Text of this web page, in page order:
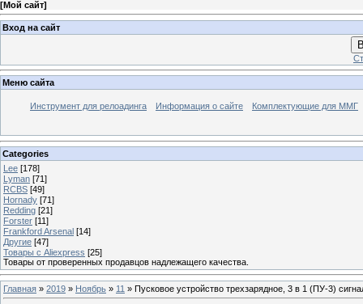
[Мой сайт]
Вход на сайт
Меню сайта
Инструмент для релоадинга Информация о сайте Комплектующие для ММГ
Categories
Lee [178]
Lyman [71]
RCBS [49]
Hornady [71]
Redding [21]
Forster [11]
Frankford Arsenal [14]
Другие [47]
Товары с Aliexpress [25]
Товары от проверенных продавцов надлежащего качества.
Главная » 2019 » Ноябрь » 11 » Пусковое устройство трехзарядное, 3 в 1 (ПУ-3)